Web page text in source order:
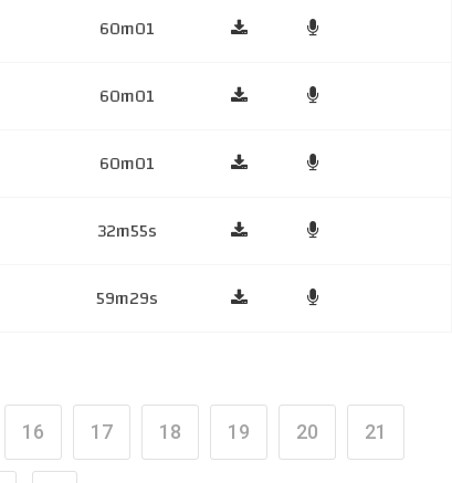
60m01
60m01
60m01
32m55s
59m29s
16 17 18 19 20 21